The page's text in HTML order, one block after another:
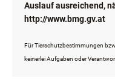
Auslauf ausreichend,
http://www.bmg.gv.at
Für Tierschutzbestimmungen
keinerlei Aufgaben oder